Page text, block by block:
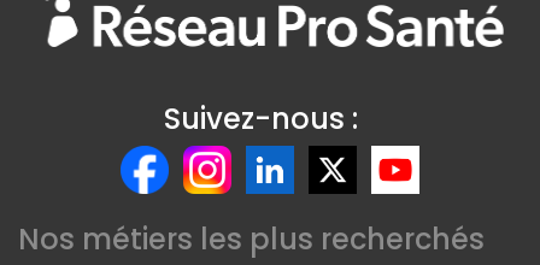
Suivez-nous :
Nos métiers les plus recherchés